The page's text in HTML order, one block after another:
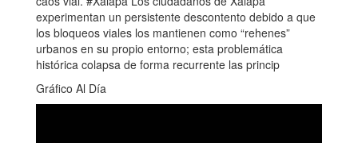
experimentan un persistente descontento debido a que
los bloqueos viales los mantienen como “rehenes”
urbanos en su propio entorno; esta problemática
histórica colapsa de forma recurrente las princip
Gráfico Al Día